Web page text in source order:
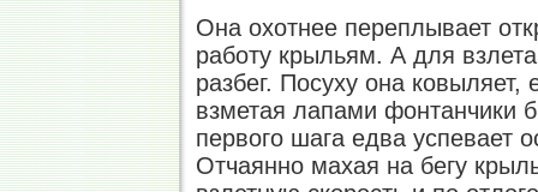
Она охотнее переплывает
работу крыльям. А для
разбег. Посуху она
взметая лапами фонтанчики
первого шага едва успевает
Отчаянно махая на бегу